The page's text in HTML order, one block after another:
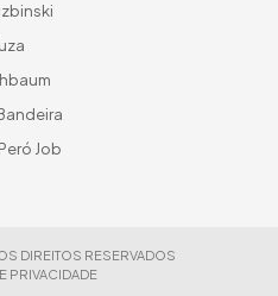
Job
DIREITOS RESERVADOS
PRIVACIDADE